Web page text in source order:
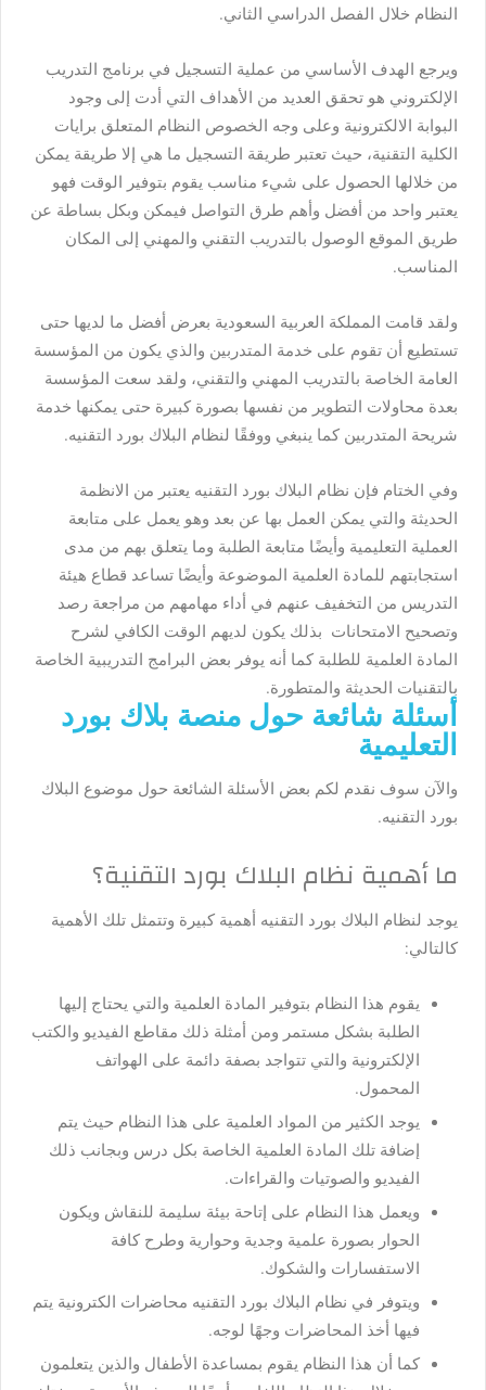
النظام خلال الفصل الدراسي الثاني.
ويرجع الهدف الأساسي من عملية التسجيل في برنامج التدريب
الإلكتروني هو تحقق العديد من الأهداف التي أدت إلى وجود
البوابة الالكترونية وعلى وجه الخصوص النظام المتعلق برايات
الكلية التقنية، حيث تعتبر طريقة التسجيل ما هي إلا طريقة يمكن
من خلالها الحصول على شيء مناسب يقوم بتوفير الوقت فهو
يعتبر واحد من أفضل وأهم طرق التواصل فيمكن وبكل بساطة عن
طريق الموقع الوصول بالتدريب التقني والمهني إلى المكان
المناسب.
ولقد قامت المملكة العربية السعودية بعرض أفضل ما لديها حتى
تستطيع أن تقوم على خدمة المتدربين والذي يكون من المؤسسة
العامة الخاصة بالتدريب المهني والتقني، ولقد سعت المؤسسة
بعدة محاولات التطوير من نفسها بصورة كبيرة حتى يمكنها خدمة
شريحة المتدربين كما ينبغي ووفقًا لنظام البلاك بورد التقنيه.
وفي الختام فإن نظام البلاك بورد التقنيه يعتبر من الانظمة
الحديثة والتي يمكن العمل بها عن بعد وهو يعمل على متابعة
العملية التعليمية وأيضًا متابعة الطلبة وما يتعلق بهم من مدى
استجابتهم للمادة العلمية الموضوعة وأيضًا تساعد قطاع هيئة
التدريس من التخفيف عنهم في أداء مهامهم من مراجعة رصد
وتصحيح الامتحانات بذلك يكون لديهم الوقت الكافي لشرح
المادة العلمية للطلبة كما أنه يوفر بعض البرامج التدريبية الخاصة
بالتقنيات الحديثة والمتطورة.
أسئلة شائعة حول منصة بلاك بورد
التعليمية
والآن سوف نقدم لكم بعض الأسئلة الشائعة حول موضوع البلاك
بورد التقنيه.
ما أهمية نظام البلاك بورد التقنية؟
يوجد لنظام البلاك بورد التقنيه أهمية كبيرة وتتمثل تلك الأهمية
كالتالي:
يقوم هذا النظام بتوفير المادة العلمية والتي يحتاج إليها
الطلبة بشكل مستمر ومن أمثلة ذلك مقاطع الفيديو والكتب
الإلكترونية والتي تتواجد بصفة دائمة على الهواتف
المحمول.
يوجد الكثير من المواد العلمية على هذا النظام حيث يتم
إضافة تلك المادة العلمية الخاصة بكل درس وبجانب ذلك
الفيديو والصوتيات والقراءات.
ويعمل هذا النظام على إتاحة بيئة سليمة للنقاش ويكون
الحوار بصورة علمية وجدية وحوارية وطرح كافة
الاستفسارات والشكوك.
ويتوفر في نظام البلاك بورد التقنيه محاضرات الكترونية يتم
فيها أخذ المحاضرات وجهًا لوجه.
كما أن هذا النظام يقوم بمساعدة الأطفال والذين يتعلمون